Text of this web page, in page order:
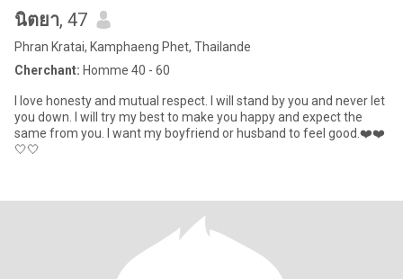
นิตยา, 47
Phran Kratai, Kamphaeng Phet, Thailande
Cherchant: Homme 40 - 60
I love honesty and mutual respect. I will stand by you and never let
you down. I will try my best to make you happy and expect the
same from you. I want my boyfriend or husband to feel good.❤️❤️
🤍🤍